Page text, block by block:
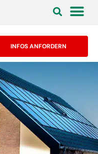
INFOS ANFORDERN